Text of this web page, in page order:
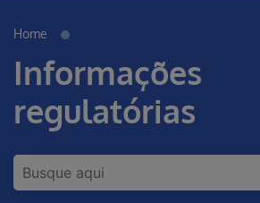
Home
Informações
regulatórias